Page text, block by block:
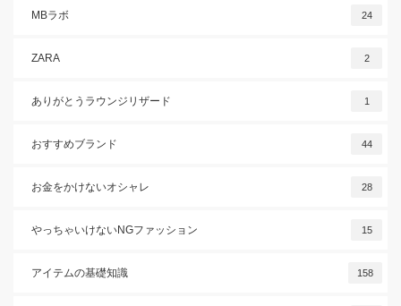
MBラボ 24
ZARA 2
ありがとうラウンジリザード 1
おすすめブランド 44
お金をかけないオシャレ 28
やっちゃいけないNGファッション 15
アイテムの基礎知識 158